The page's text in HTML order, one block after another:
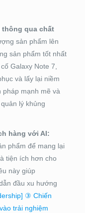
thông qua chất
sản phẩm lên
sản phẩm tốt nhất
Galaxy Note 7,
và lấy lại niềm
mạnh mẽ và
lý khủng
hàng với AI:
phẩm để mang lại
tiện ích hơn cho
này giúp
đầu xu hướng
③ Chiến
trải nghiệm